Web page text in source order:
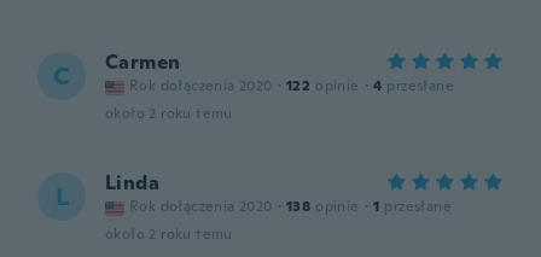
C Carmen
Rok dołączenia 2020 · 122 opinie · 4 przesłane
około 2 roku temu
L Linda
Rok dołączenia 2020 · 138 opinie · 1 przesłane
około 2 roku temu